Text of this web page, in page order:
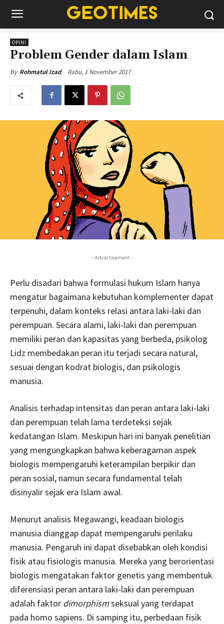
OPINI
Problem Gender dalam Islam
By Rohmatul Izad Rabu, 1 November 2017
- Advertisement -
Perlu disadari bahwa formulasi hukum Islam hanya
mengatur bagaimana kebutuhan komplementer dapat
terpenuhi, dalam konteks relasi antara laki-laki dan
perempuan. Secara alami, laki-laki dan perempuan
memiliki peran dan kapasitas yang berbeda, psikolog
Lidz membedakan peran itu terjadi secara natural,
sesuai dengan kodrat biologis, dan psikologis
manusia.
Analisis terhadap intensitas dan peran antara laki-laki
dan perempuan telah lama terdeteksi sejak
kedatangan Islam. Meskipun hari ini banyak penelitian
yang mengungkapkan bahwa keberagaman aspek
biologis mempengaruhi keterampilan berpikir dan
peran sosial, namun secara fundamental telah
disinyalir sejak era Islam awal.
Menurut analisis Megawangi, keadaan biologis
manusia dianggap dapat mempengaruhi perilaku
manusia. Pengaruh ini dapat disebabkan oleh kondisi
fisik atau fisiologis manusia. Mereka yang berorientasi
biologis mengatakan faktor genetis yang membentuk
diferensiasi peran antara laki-laki dan perempuan
adalah faktor dimorphismseksual yang terdapat
pada homo sapiens. Di samping itu, perbedaan fisik